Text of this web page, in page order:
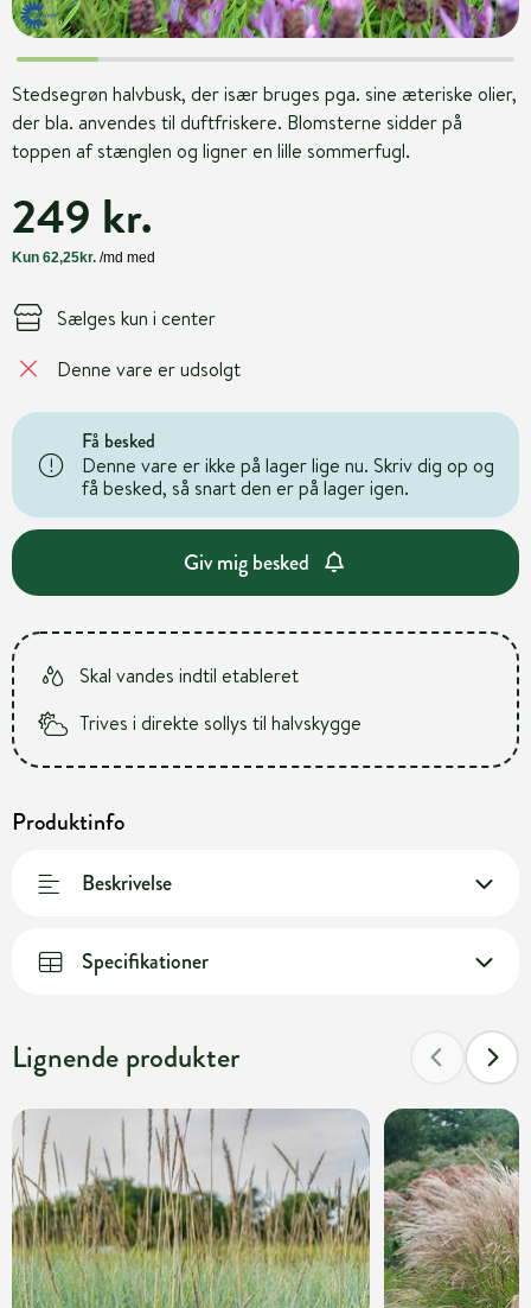
Stedsegrøn halvbusk, der især bruges pga. sine æteriske olier,
der bla. anvendes til duftfriskere. Blomsterne sidder på
toppen af stænglen og ligner en lille sommerfugl.
249 kr.
Sælges kun i center
Denne vare er udsolgt
Få besked
Denne vare er ikke på lager lige nu. Skriv dig op og
få besked, så snart den er på lager igen.
Giv mig besked
Skal vandes indtil etableret
Trives i direkte sollys til halvskygge
Produktinfo
Beskrivelse
Specifikationer
Lignende produkter